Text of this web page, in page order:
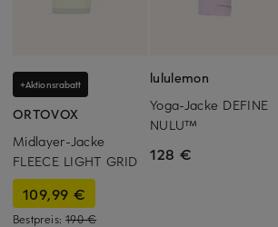
+Aktionsrabatt
ORTOVOX
Midlayer-Jacke
FLEECE LIGHT GRID
109,99 €
Bestpreis:190 €
lululemon
Yoga-Jacke DEFINE
NULU™
128 €